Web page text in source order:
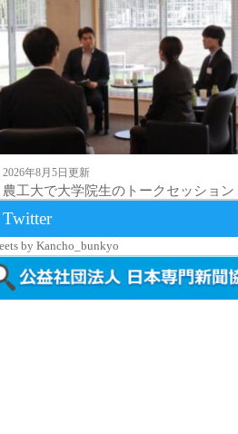
2026年8月5日更新
農工大で大学院生のトークセッション
Twitter
by Kancho_bunkyo